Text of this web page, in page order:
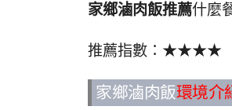
家鄉滷肉飯推薦什麼
推薦指數：★★★★
家鄉滷肉飯環境介